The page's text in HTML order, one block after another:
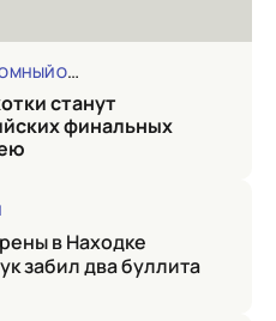
ОКРУГ
финальных
в Находке
забил два буллита